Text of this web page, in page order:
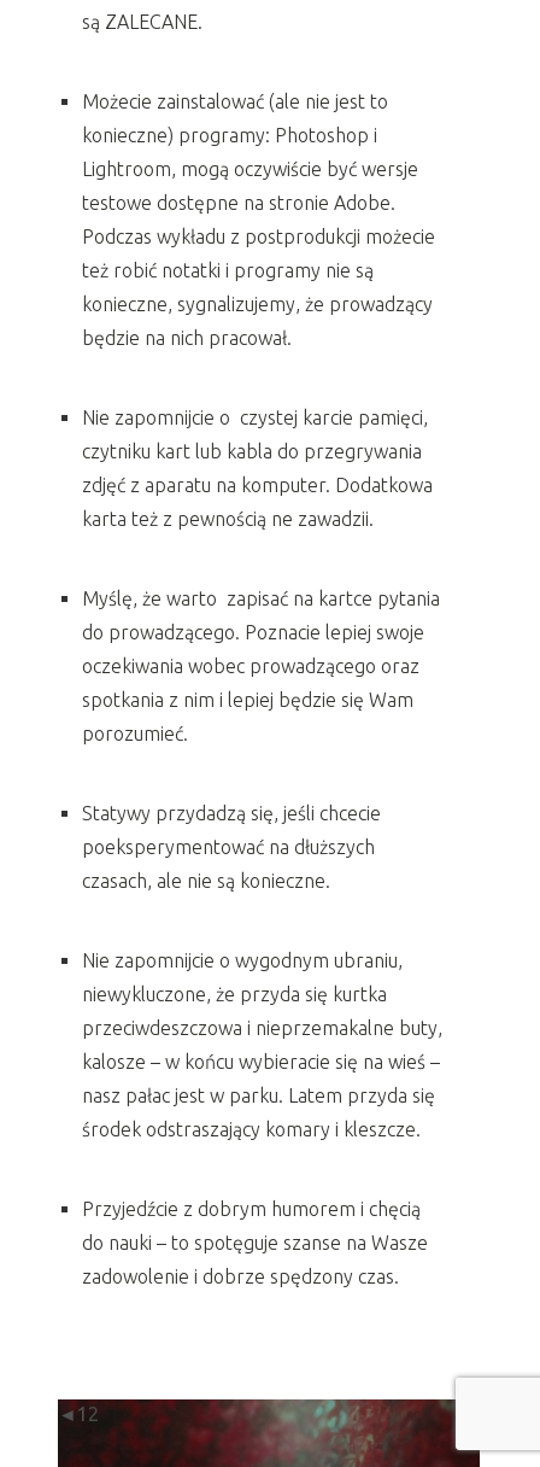
są ZALECANE.
Możecie zainstalować (ale nie jest to
konieczne) programy: Photoshop i
Lightroom, mogą oczywiście być wersje
testowe dostępne na stronie Adobe.
Podczas wykładu z postprodukcji możecie
też robić notatki i programy nie są
konieczne, sygnalizujemy, że prowadzący
będzie na nich pracował.
Nie zapomnijcie o czystej karcie pamięci,
czytniku kart lub kabla do przegrywania
zdjęć z aparatu na komputer. Dodatkowa
karta też z pewnością ne zawadzii.
Myślę, że warto zapisać na kartce pytania
do prowadzącego. Poznacie lepiej swoje
oczekiwania wobec prowadzącego oraz
spotkania z nim i lepiej będzie się Wam
porozumieć.
Statywy przydadzą się, jeśli chcecie
poeksperymentować na dłuższych
czasach, ale nie są konieczne.
Nie zapomnijcie o wygodnym ubraniu,
niewykluczone, że przyda się kurtka
przeciwdeszczowa i nieprzemakalne buty,
kalosze – w końcu wybieracie się na wieś –
nasz pałac jest w parku. Latem przyda się
środek odstraszający komary i kleszcze.
Przyjedźcie z dobrym humorem i chęcią
do nauki – to spotęguje szanse na Wasze
zadowolenie i dobrze spędzony czas.
◄1 2